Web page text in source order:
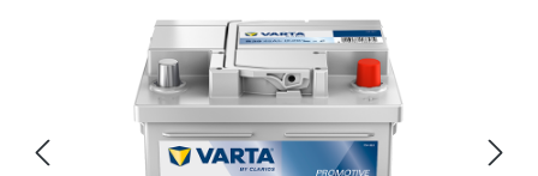
Bildergalerie überspringen